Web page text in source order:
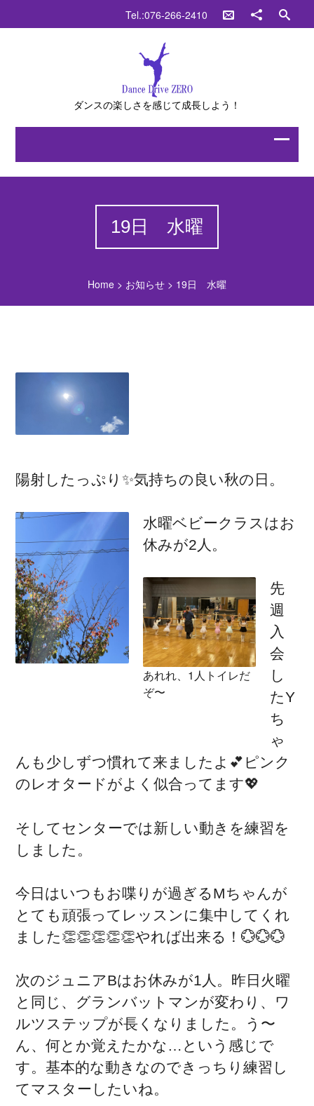
Tel.:076-266-2410
ダンスの楽しさを感じて成長しよう！
19日 水曜
Home> お知らせ> 19日 水曜
陽射したっぷり✨気持ちの良い秋の日。
水曜ベビークラスはお
休みが2人。
あれれ、1人トイレだ
ぞ〜
先
週
入
会
し
たY
ち
ゃ
んも少しずつ慣れて来ましたよ💕ピンク
のレオタードがよく似合ってます💖
そしてセンターでは新しい動きを練習を
しました。
今日はいつもお喋りが過ぎるMちゃんが
とても頑張ってレッスンに集中してくれ
ました👏👏👏👏👏やれば出来る！💮💮💮
次のジュニアBはお休みが1人。昨日火曜
と同じ、グランバットマンが変わり、ワ
ルツステップが長くなりました。う〜
ん、何とか覚えたかな…という感じで
す。基本的な動きなのできっちり練習し
てマスターしたいね。